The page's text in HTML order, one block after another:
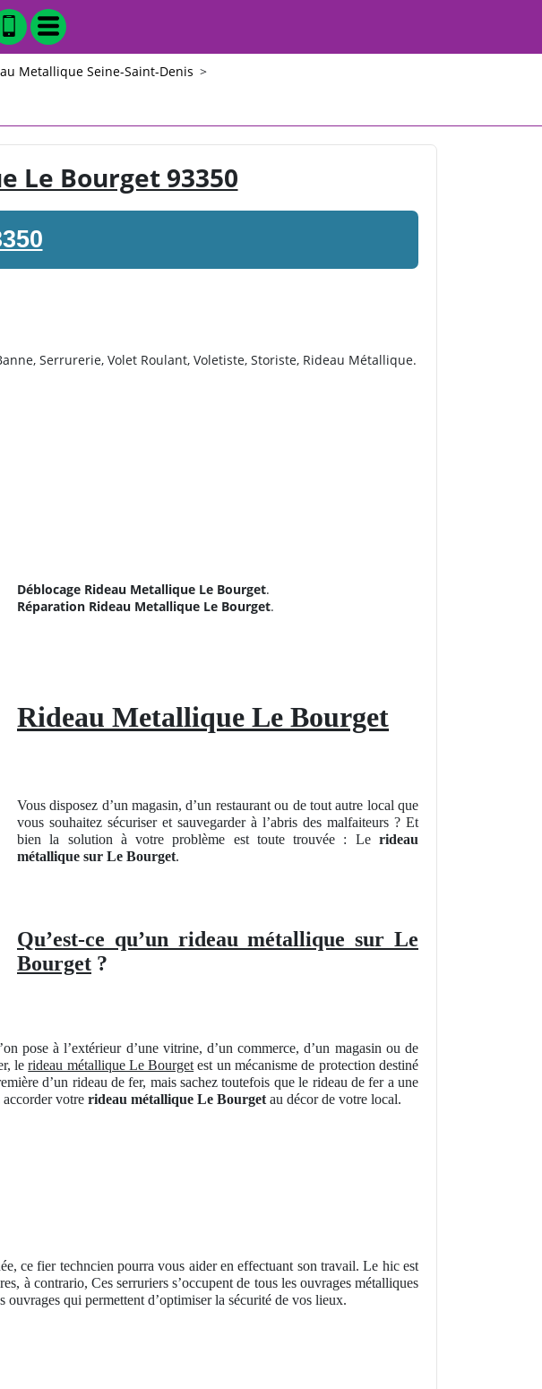
Metallique Seine-Saint-Denis >
Le Bourget 93350
Serrurerie, Volet Roulant, Voletiste, Storiste, Rideau Métallique.
Déblocage Rideau Metallique Le Bourget.
Réparation Rideau Metallique Le Bourget.
Rideau Metallique Le Bourget
Vous disposez d’un magasin, d’un restaurant ou de tout autre local que
vous souhaitez sécuriser et sauvegarder à l’abris des malfaiteurs ? Et
bien la solution à votre problème est toute trouvée : Le rideau
métallique sur Le Bourget.
Qu’est-ce qu’un rideau métallique sur Le
Bourget ?
pose à l’extérieur d’une vitrine, d’un commerce, d’un magasin ou de
lerideau métallique Le Bourget est un mécanisme de protection destiné
d’un rideau de fer, mais sachez toutefois que le rideau de fer a une
votre rideau métallique Le Bourget au décor de votre local.
ce fier techncien pourra vous aider en effectuant son travail. Le hic est
à contrario, Ces serruriers s’occupent de tous les ouvrages métalliques
qui permettent d’optimiser la sécurité de vos lieux.